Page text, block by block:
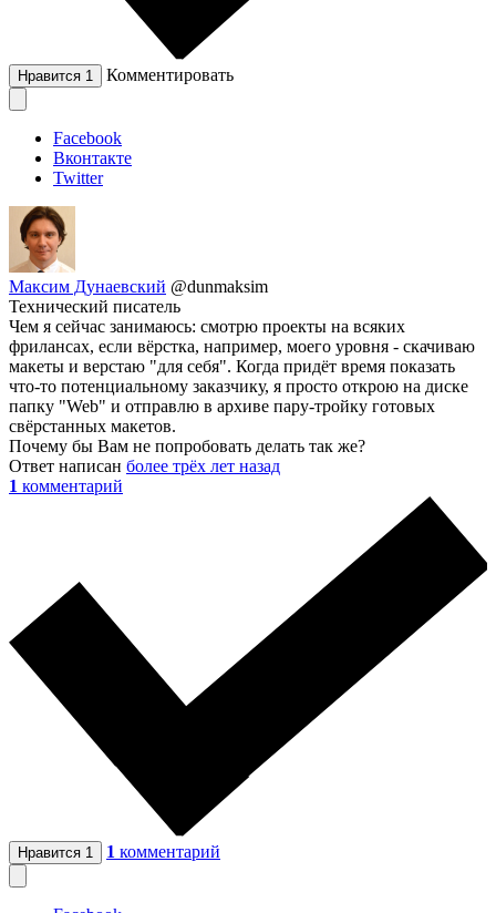
Нравится 1 Комментировать
Facebook
Вконтакте
Twitter
Максим Дунаевский @dunmaksim
Технический писатель
Чем я сейчас занимаюсь: смотрю проекты на всяких
фрилансах, если вёрстка, например, моего уровня - скачиваю
макеты и верстаю "для себя". Когда придёт время показать
что-то потенциальному заказчику, я просто открою на диске
папку "Web" и отправлю в архиве пару-тройку готовых
свёрстанных макетов.
Почему бы Вам не попробовать делать так же?
Ответ написан более трёх лет назад
1 комментарий
Нравится 1 1 комментарий